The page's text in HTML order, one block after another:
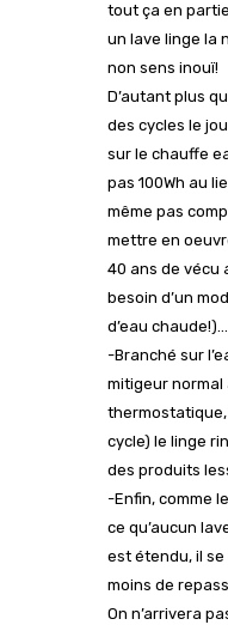
tout ça en
un lave linge la
non sens inouï!
D’autant plus
des cycles le
sur le chauffe
pas 100Wh au
même pas
mettre en
40 ans de vécu
besoin d’un
d’eau
-Branché sur
mitigeur normal
cycle) le linge
des produits
-Enfin, comme
ce qu’aucun
est étendu, il
moins de
On n’arrivera